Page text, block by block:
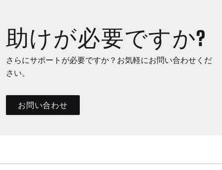
助けが必要ですか?
さらにサポートが必要ですか？お気軽にお問い合わせくだ
さい。
お問い合わせ